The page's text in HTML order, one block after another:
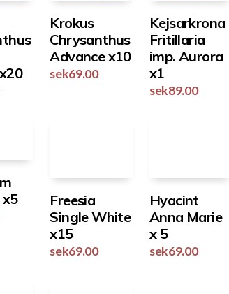
Krokus
Chrysanthus
Advance x10
sek69.00
Kejsarkrona
Fritillaria
imp. Aurora
x1
sek89.00
Freesia
Single White
x15
sek69.00
Hyacint
Anna Marie
x 5
sek69.00